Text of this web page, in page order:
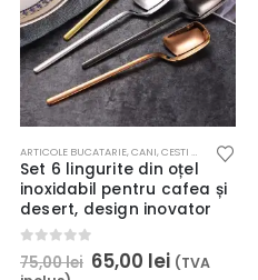
CADOURI PENTRU EL,CELE MAI DORITE ,HOME &
produs
are
mai
multe
Opțiunile
ARTICOLE BUCATARIE,CANI, CESTI & PAHARE
Set 6 lingurite din oțel
inoxidabil pentru cafea și
desert, design inovator
0out of 5
75,00lei Prețul
65,00 leiPrețul
(TVA